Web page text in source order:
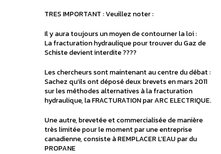
TRES IMPORTANT : Veuillez noter :
Il y aura toujours un moyen de contourner la loi :
La fracturation hydraulique pour trouver du Gaz de
Schiste devient interdite ????
Les chercheurs sont maintenant au centre du débat :
Sachez qu’ils ont déposé deux brevets en mars 2011
sur les méthodes alternatives à la fracturation
hydraulique, la FRACTURATION par ARC ELECTRIQUE.
Une autre, brevetée et commercialisée de manière
très limitée pour le moment par une entreprise
canadienne, consiste à REMPLACER L’EAU par du
PROPANE